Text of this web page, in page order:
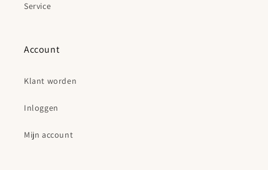
Service
Account
Klant worden
Inloggen
Mijn account